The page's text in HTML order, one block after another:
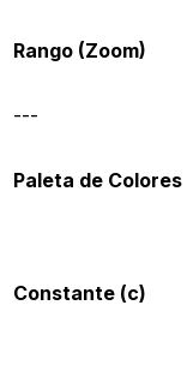
Rango (Zoom)
---
Paleta de Colores
Constante (c)